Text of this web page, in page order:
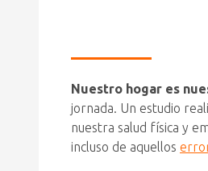
Nuestro hogar es
jornada. Un estudio
nuestra salud física y
incluso de aquellos